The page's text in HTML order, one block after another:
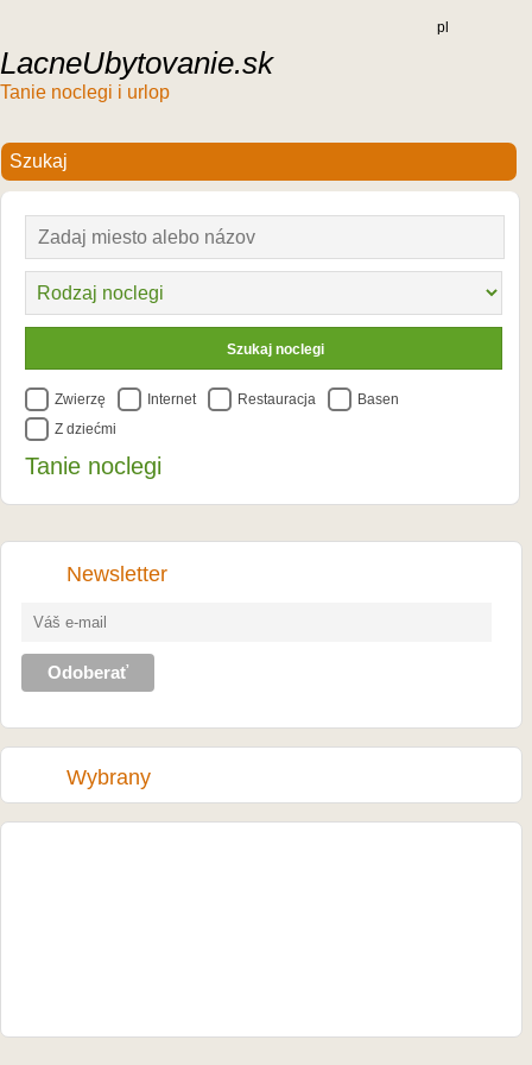
LacneUbytovanie.sk
Tanie noclegi i urlop
pl
Zwierzę Internet Restauracja
Basen
Z dziećmi
Tanie noclegi
Newsletter
Wybrany